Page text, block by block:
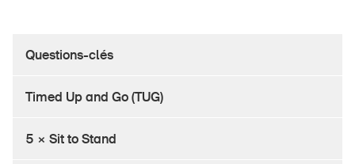
Outils et matériel
Formations et perfectionnement
Questions-clés
Timed Up and Go (TUG)
5 × Sit to Stand